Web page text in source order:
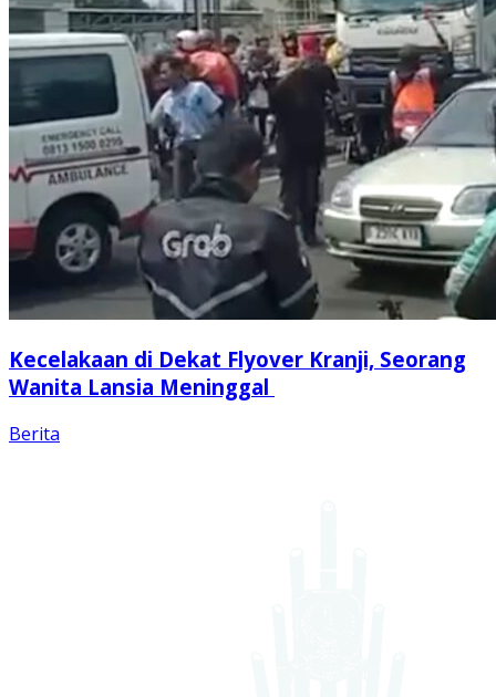
Kecelakaan di Dekat Flyover Kranji, Seorang
Wanita Lansia Meninggal
Berita